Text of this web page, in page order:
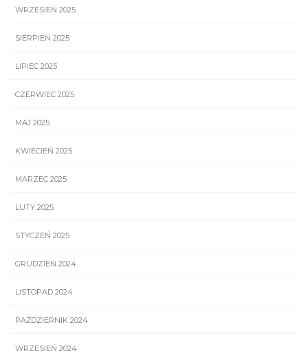
WRZESIEŃ 2025
SIERPIEŃ 2025
LIPIEC 2025
CZERWIEC 2025
MAJ 2025
KWIECIEŃ 2025
MARZEC 2025
LUTY 2025
STYCZEŃ 2025
GRUDZIEŃ 2024
LISTOPAD 2024
PAŹDZIERNIK 2024
WRZESIEŃ 2024